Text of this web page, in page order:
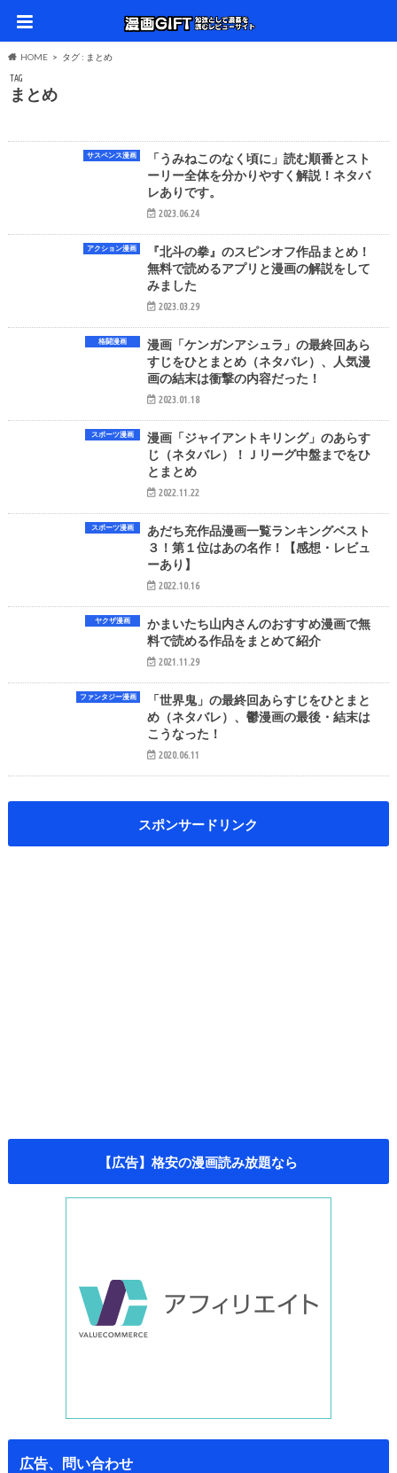
HOME タグ : まとめ
TAG
まとめ
サスペンス漫画
「うみねこのなく頃に」読む順番とスト
ーリー全体を分かりやすく解説！ネタバ
レありです。
2023.06.24
アクション漫画
『北斗の拳』のスピンオフ作品まとめ！
無料で読めるアプリと漫画の解説をして
みました
2023.03.29
格闘漫画
漫画「ケンガンアシュラ」の最終回あら
すじをひとまとめ（ネタバレ）、人気漫
画の結末は衝撃の内容だった！
2023.01.18
スポーツ漫画
漫画「ジャイアントキリング」のあらす
じ（ネタバレ）！Ｊリーグ中盤までをひ
とまとめ
2022.11.22
スポーツ漫画
あだち充作品漫画一覧ランキングベスト
３！第１位はあの名作！【感想・レビュ
ーあり】
2022.10.16
ヤクザ漫画
かまいたち山内さんのおすすめ漫画で無
料で読める作品をまとめて紹介
2021.11.29
ファンタジー漫画
「世界鬼」の最終回あらすじをひとまと
め（ネタバレ）、鬱漫画の最後・結末は
こうなった！
2020.06.11
スポンサードリンク
【広告】格安の漫画読み放題なら
広告、問い合わせ